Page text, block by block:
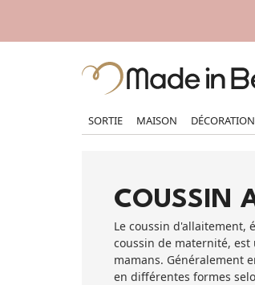
SORTIE MAISON DÉCORATION
COUSSIN
Le coussin d'allaitement,
coussin de maternité,
mamans. Généralement
en différentes formes